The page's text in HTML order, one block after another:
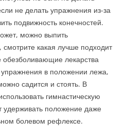
не делать упражнения из-за
подвижность конечностей.
можно выпить
какая лучше подходит
обезболивающие лекарства
в положении лежа,
садится и стоять. В
гимнастическую
удерживать положение даже
болевом рефлексе.